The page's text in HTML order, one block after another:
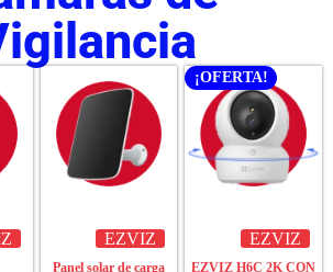
EZVIZ
Panel solar de carga
¡OFERTA!
EZVIZ
EZVIZ H6C 2K CON